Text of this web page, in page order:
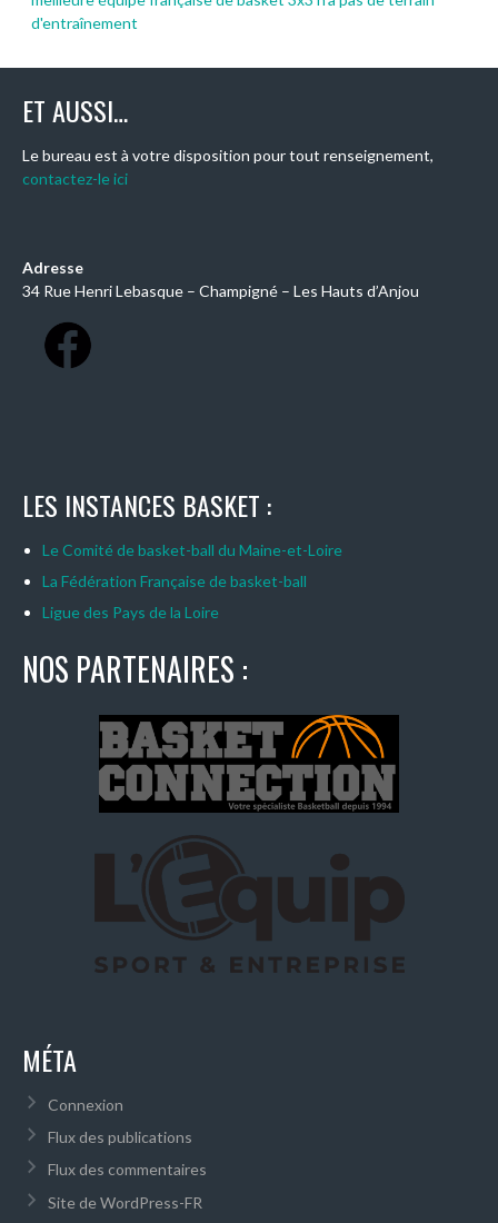
d'entraînement
ET AUSSI…
Le bureau est à votre disposition pour tout renseignement,
contactez-le ici
Adresse
34 Rue Henri Lebasque – Champigné – Les Hauts d’Anjou
LES INSTANCES BASKET :
Le Comité de basket-ball du Maine-et-Loire
La Fédération Française de basket-ball
Ligue des Pays de la Loire
NOS PARTENAIRES :
MÉTA
Connexion
Flux des publications
Flux des commentaires
Site de WordPress-FR